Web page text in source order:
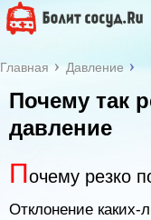
Главная Давление
Почему так
давление
Почему резко
Отклонение каких-